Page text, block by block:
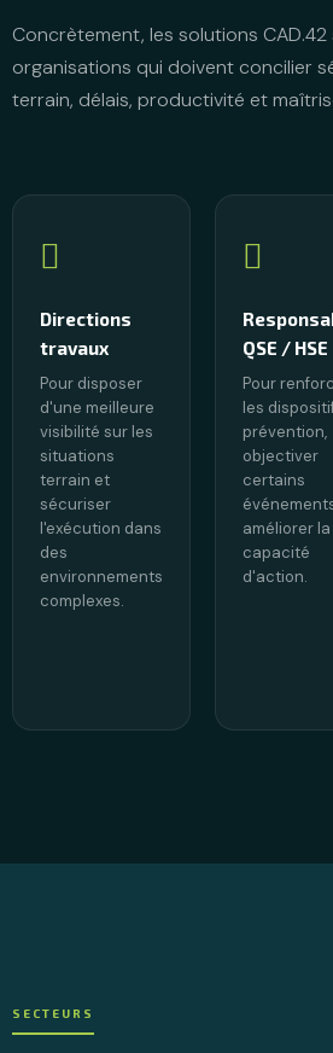
Concrètement, les solutions CAD.42
organisations qui doivent concilier
terrain, délais, productivité et
Directions
travaux
Pour disposer
d'une meilleure
visibilité sur les
situations
terrain et
sécuriser
l'exécution dans
des
environnements
complexes.
QSE / HSE
Pour
les
prévention,
objectiver
certains
améliorer la
capacité
d'action.
SECTEURS